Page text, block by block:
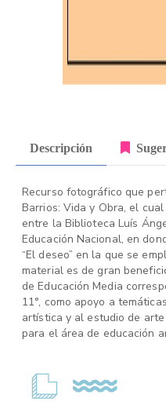
Descripción
Recurso fotográfico que
Barrios: Vida y Obra, el
entre la Biblioteca Luís
Educación Nacional, en
“El deseo” en la que se
material es de gran
de Educación Media
11°, como apoyo a
artística y al estudio de
para el área de educación